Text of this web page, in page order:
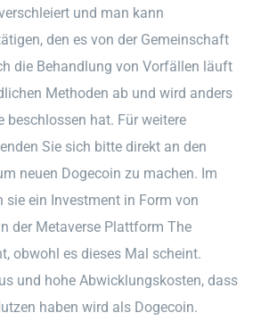
und man kann
den es von der Gemeinschaft
die Behandlung von Vorfällen läuft
Methoden ab und wird anders
beschlossen hat. Für weitere
Sie sich bitte direkt an den
neuen Dogecoin zu machen. Im
sie ein Investment in Form von
der Metaverse Plattform The
obwohl es dieses Mal scheint.
und hohe Abwicklungskosten, dass
haben wird als Dogecoin.